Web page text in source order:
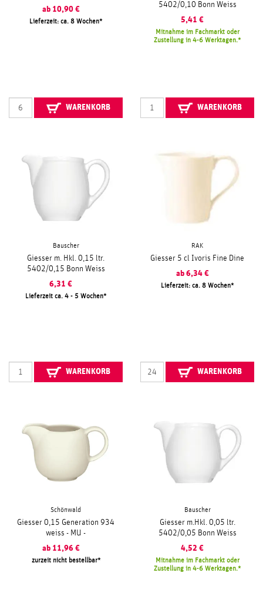
ab 10,90 €
Lieferzeit: ca. 8 Wochen
WARENKORB
5402/0,10 Bonn Weiss
5,41 €
Mitnahme im Fachmarkt oder
Zustellung in 4-6 Werktagen.
WARENKORB
Bauscher
Giesser m. Hkl. 0,15 ltr.
5402/0,15 Bonn Weiss
6,31 €
Lieferzeit ca. 4 - 5 Wochen
WARENKORB
RAK
Giesser 5 cl Ivoris Fine Dine
ab 6,34 €
Lieferzeit: ca. 8 Wochen
WARENKORB
Schönwald
Giesser 0,15 Generation 934
weiss - MU -
ab 11,96 €
zurzeit nicht bestellbar
Bauscher
Giesser m.Hkl. 0,05 ltr.
5402/0,05 Bonn Weiss
4,52 €
Mitnahme im Fachmarkt oder
Zustellung in 4-6 Werktagen.